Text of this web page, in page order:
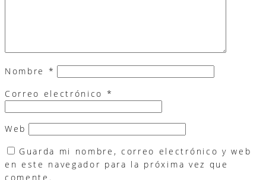
Nombre *
Correo electrónico *
Web
Guarda mi nombre, correo electrónico y web
en este navegador para la próxima vez que
comente.